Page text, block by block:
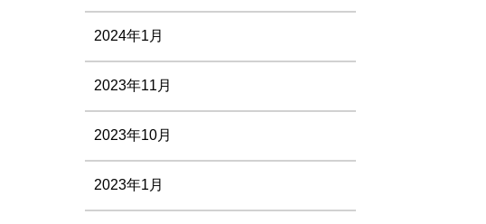
2024年1月
2023年11月
2023年10月
2023年1月